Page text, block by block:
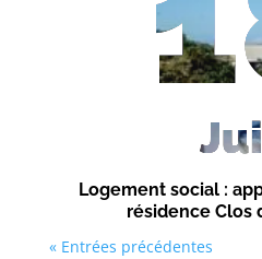
Logement social :
résidence Clos
« Entrées précédentes